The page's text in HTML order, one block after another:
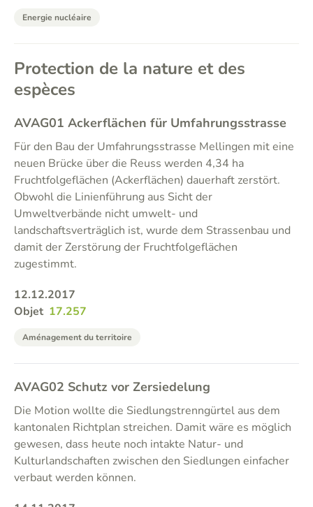
Energie nucléaire
Protection de la nature et des
espèces
AVAG01 Ackerflächen für Umfahrungsstrasse
Für den Bau der Umfahrungsstrasse Mellingen mit eine
neuen Brücke über die Reuss werden 4,34 ha
Fruchtfolgeflächen (Ackerflächen) dauerhaft zerstört.
Obwohl die Linienführung aus Sicht der
Umweltverbände nicht umwelt- und
landschaftsverträglich ist, wurde dem Strassenbau und
damit der Zerstörung der Fruchtfolgeflächen
zugestimmt.
12.12.2017
Objet 17.257
Aménagement du territoire
AVAG02 Schutz vor Zersiedelung
Die Motion wollte die Siedlungstrenngürtel aus dem
kantonalen Richtplan streichen. Damit wäre es möglich
gewesen, dass heute noch intakte Natur- und
Kulturlandschaften zwischen den Siedlungen einfacher
verbaut werden können.